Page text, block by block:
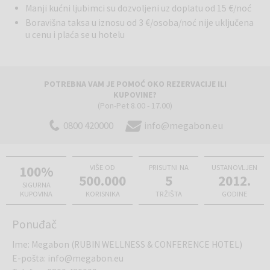
Manji kućni ljubimci su dozvoljeni uz doplatu od 15 €/noć
Boravišna taksa u iznosu od 3 €/osoba/noć nije uključena
u cenu i plaća se u hotelu
POTREBNA VAM JE POMOĆ OKO REZERVACIJE ILI
KUPOVINE?
(Pon-Pet 8.00 - 17.00)
0800 420000 info@megabon.eu
100%
SIGURNA
KUPOVINA
VIŠE OD
500.000
KORISNIKA
PRISUTNI NA
5
TRŽIŠTA
USTANOVLJEN
2012.
GODINE
Ponuđač
Ime: Megabon (RUBIN WELLNESS & CONFERENCE HOTEL)
E-pošta: info@megabon.eu